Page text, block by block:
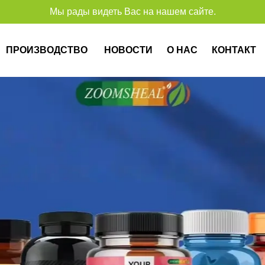
Мы рады видеть Вас на нашем сайте.
ПРОИЗВОДСТВО НОВОСТИ О НАС КОНТАКТ